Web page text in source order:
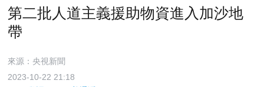
第二批人道主義援助物資進入加沙地
帶
來源：央視新聞
2023-10-22 21:18